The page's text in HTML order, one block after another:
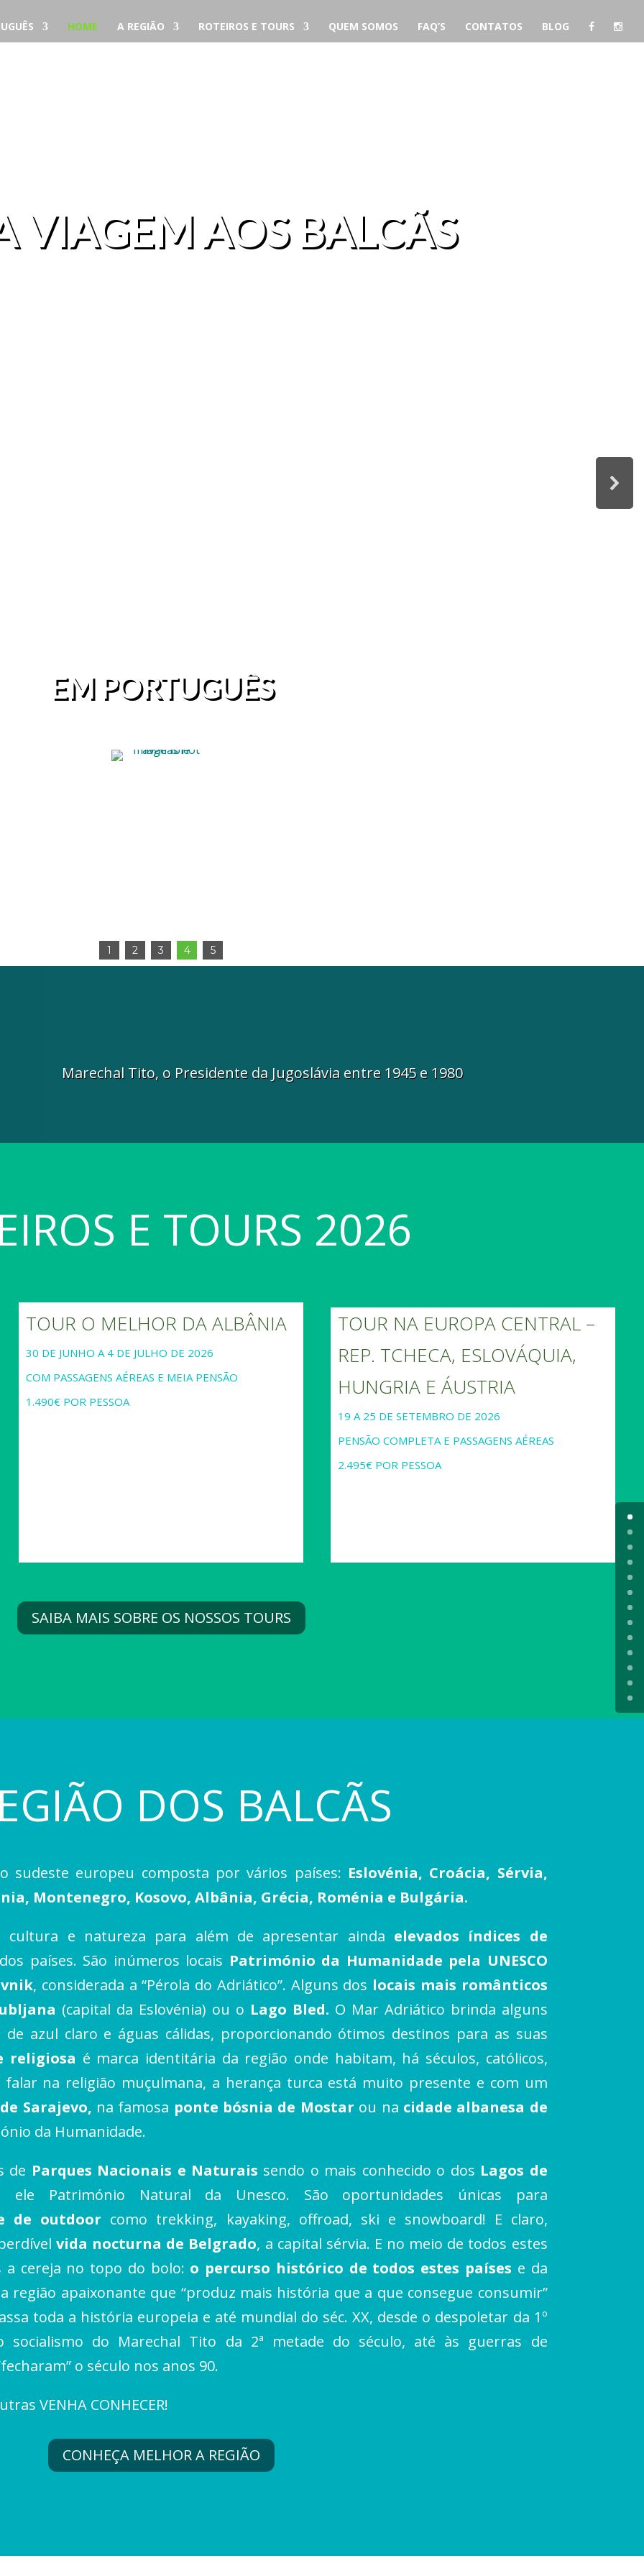
HOME A REGIÃO ROTEIROS E TOURS QUEM SOMOS FAQ’S CONTATOS BLOG
Marechal Tito, o Presidente da Jugoslávia entre 1945 e 1980
E TOURS 2026
TOUR O MELHOR DA ALBÂNIA
30 DE JUNHO A 4 DE JULHO DE 2026
COM PASSAGENS AÉREAS E MEIA PENSÃO
1.490€ POR PESSOA
TOUR NA EUROPA CENTRAL –
REP. TCHECA, ESLOVÁQUIA,
HUNGRIA E ÁUSTRIA
19 A 25 DE SETEMBRO DE 2026
PENSÃO COMPLETA E PASSAGENS AÉREAS
2.495€ POR PESSOA
SAIBA MAIS SOBRE OS NOSSOS TOURS
DOS BALCÃS
sudeste europeu composta por vários países: Eslovénia, Croácia, Sérvia,
Montenegro, Kosovo, Albânia, Grécia, Roménia e Bulgária.
e natureza para além de apresentar ainda elevados índices de
países. São inúmeros locais Património da Humanidade pela UNESCO
, considerada a “Pérola do Adriático”. Alguns dos locais mais românticos
(capital da Eslovénia) ou o Lago Bled. O Mar Adriático brinda alguns
azul claro e águas cálidas, proporcionando ótimos destinos para as suas
religiosa é marca identitária da região onde habitam, há séculos, católicos,
na religião muçulmana, a herança turca está muito presente e com um
Sarajevo, na famosa ponte bósnia de Mostar ou na cidade albanesa de
da Humanidade.
de Parques Nacionais e Naturais sendo o mais conhecido o dos Lagos de
ele Património Natural da Unesco. São oportunidades únicas para
de outdoor como trekking, kayaking, offroad, ski e snowboard! E claro,
vida nocturna de Belgrado, a capital sérvia. E no meio de todos estes
cereja no topo do bolo: o percurso histórico de todos estes países e da
região apaixonante que “produz mais história que a que consegue consumir”
toda a história europeia e até mundial do séc. XX, desde o despoletar da 1º
socialismo do Marechal Tito da 2ª metade do século, até às guerras de
o século nos anos 90.
VENHA CONHECER!
CONHEÇA MELHOR A REGIÃO